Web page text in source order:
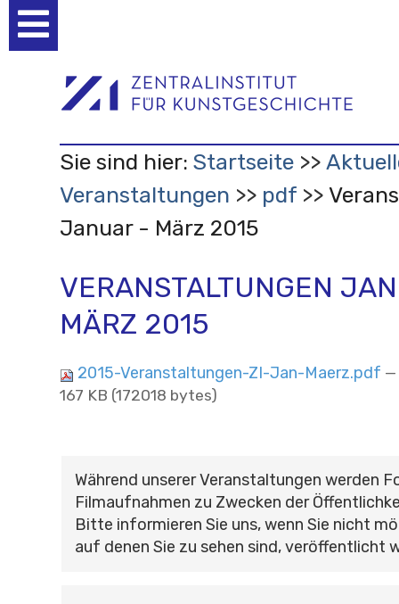
Werkzeuge
Sie sind hier: Startseite
Veranstaltungen
pdf
Januar - März 2015
VERANSTALTUNGEN
MÄRZ 2015
2015-Veranstaltungen-ZI-Jan-Maerz.pdf —
167 KB (172018 bytes)
Während unserer Veranstaltungen werden
Filmaufnahmen zu Zwecken der
Bitte informieren Sie uns, wenn Sie nicht
auf denen Sie zu sehen sind, veröffentlicht